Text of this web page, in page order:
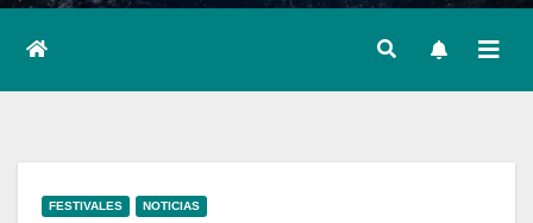
FESTIVALES NOTICIAS